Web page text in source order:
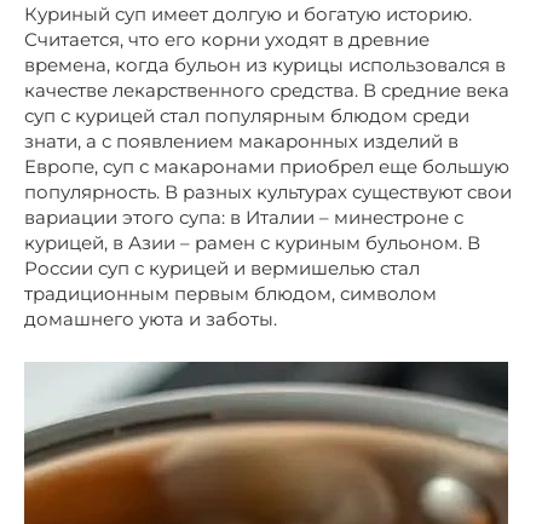
Куриный суп имеет долгую и богатую историю.
Считается, что его корни уходят в древние
времена, когда бульон из курицы использовался в
качестве лекарственного средства. В средние века
суп с курицей стал популярным блюдом среди
знати, а с появлением макаронных изделий в
Европе, суп с макаронами приобрел еще большую
популярность. В разных культурах существуют свои
вариации этого супа: в Италии – минестроне с
курицей, в Азии – рамен с куриным бульоном. В
России суп с курицей и вермишелью стал
традиционным первым блюдом, символом
домашнего уюта и заботы.